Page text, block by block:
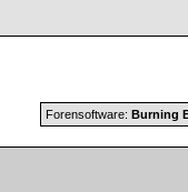
Forensoftware: Burning